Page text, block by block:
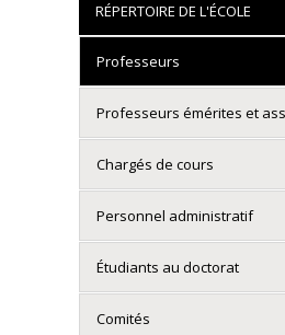
RÉPERTOIRE DE L'ÉCOLE
Professeurs
Professeurs émérites et
Chargés de cours
Personnel administratif
Étudiants au doctorat
Comités